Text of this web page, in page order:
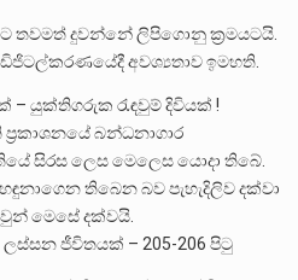
දුවන්නේ ලිපිගොනු ක්‍රමයටයි.
ඩිජිටල්කරණයේදී අවශ්‍යතාව ඉමහති.
– යුක්තිගරුක රැඳවුම් දිවියක් !
බන්ධනාගාර
සිරස ලෙස මෙලෙස යොදා තිබේ.
තිබෙන බව පැහැදිලිව දක්වා
මෙසේ දක්වයි.
ජීවිතයක් – 205-206 පිටු